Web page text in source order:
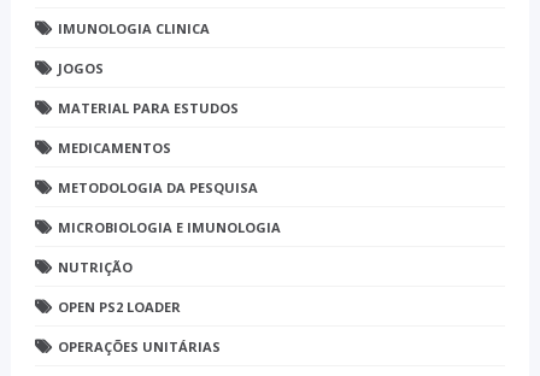
IMUNOLOGIA CLINICA
JOGOS
MATERIAL PARA ESTUDOS
MEDICAMENTOS
METODOLOGIA DA PESQUISA
MICROBIOLOGIA E IMUNOLOGIA
NUTRIÇÃO
OPEN PS2 LOADER
OPERAÇÕES UNITÁRIAS